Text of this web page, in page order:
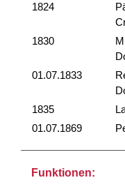
1824
1830
01.07.1833
1835
01.07.1869
Funktionen: